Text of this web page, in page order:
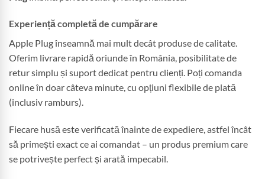
Experiență completă de cumpărare
Apple Plug înseamnă mai mult decât produse de calitate.
Oferim livrare rapidă oriunde în România, posibilitate de
retur simplu și suport dedicat pentru clienți. Poți comanda
online în doar câteva minute, cu opțiuni flexibile de plată
(inclusiv ramburs).
Fiecare husă este verificată înainte de expediere, astfel încât
să primești exact ce ai comandat – un produs premium care
se potrivește perfect și arată impecabil.